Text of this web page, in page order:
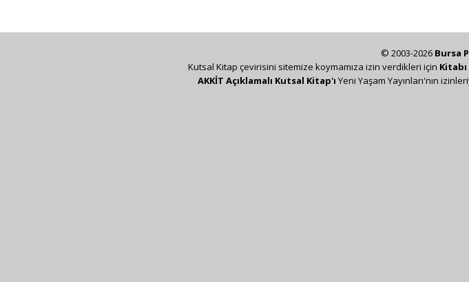
© 2003-2026 Bursa
Kutsal Kitap çevirisini sitemize koymamıza izin verdikleri için
AKKİT Açıklamalı Kutsal Kitap'ı Yeni Yaşam Yayınları'nın